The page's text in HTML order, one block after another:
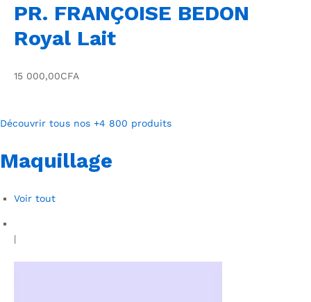
PR. FRANÇOISE BEDON
Royal Lait
15 000,00CFA
Découvrir tous nos +4 800 produits
Maquillage
Voir tout
|